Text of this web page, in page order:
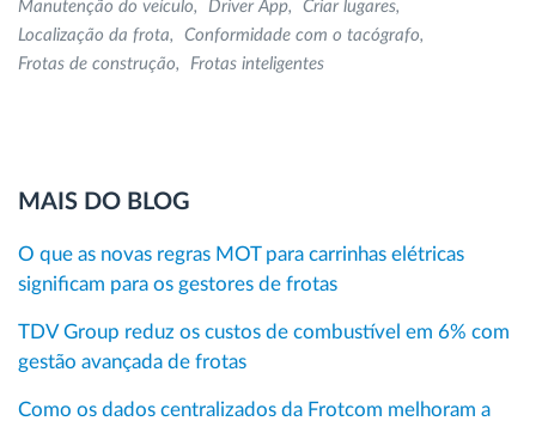
Manutenção do veículo
Driver App
Criar lugares
Localização da frota
Conformidade com o tacógrafo
Frotas de construção
Frotas inteligentes
MAIS DO BLOG
O que as novas regras MOT para carrinhas elétricas
significam para os gestores de frotas
TDV Group reduz os custos de combustível em 6% com
gestão avançada de frotas
Como os dados centralizados da Frotcom melhoram a